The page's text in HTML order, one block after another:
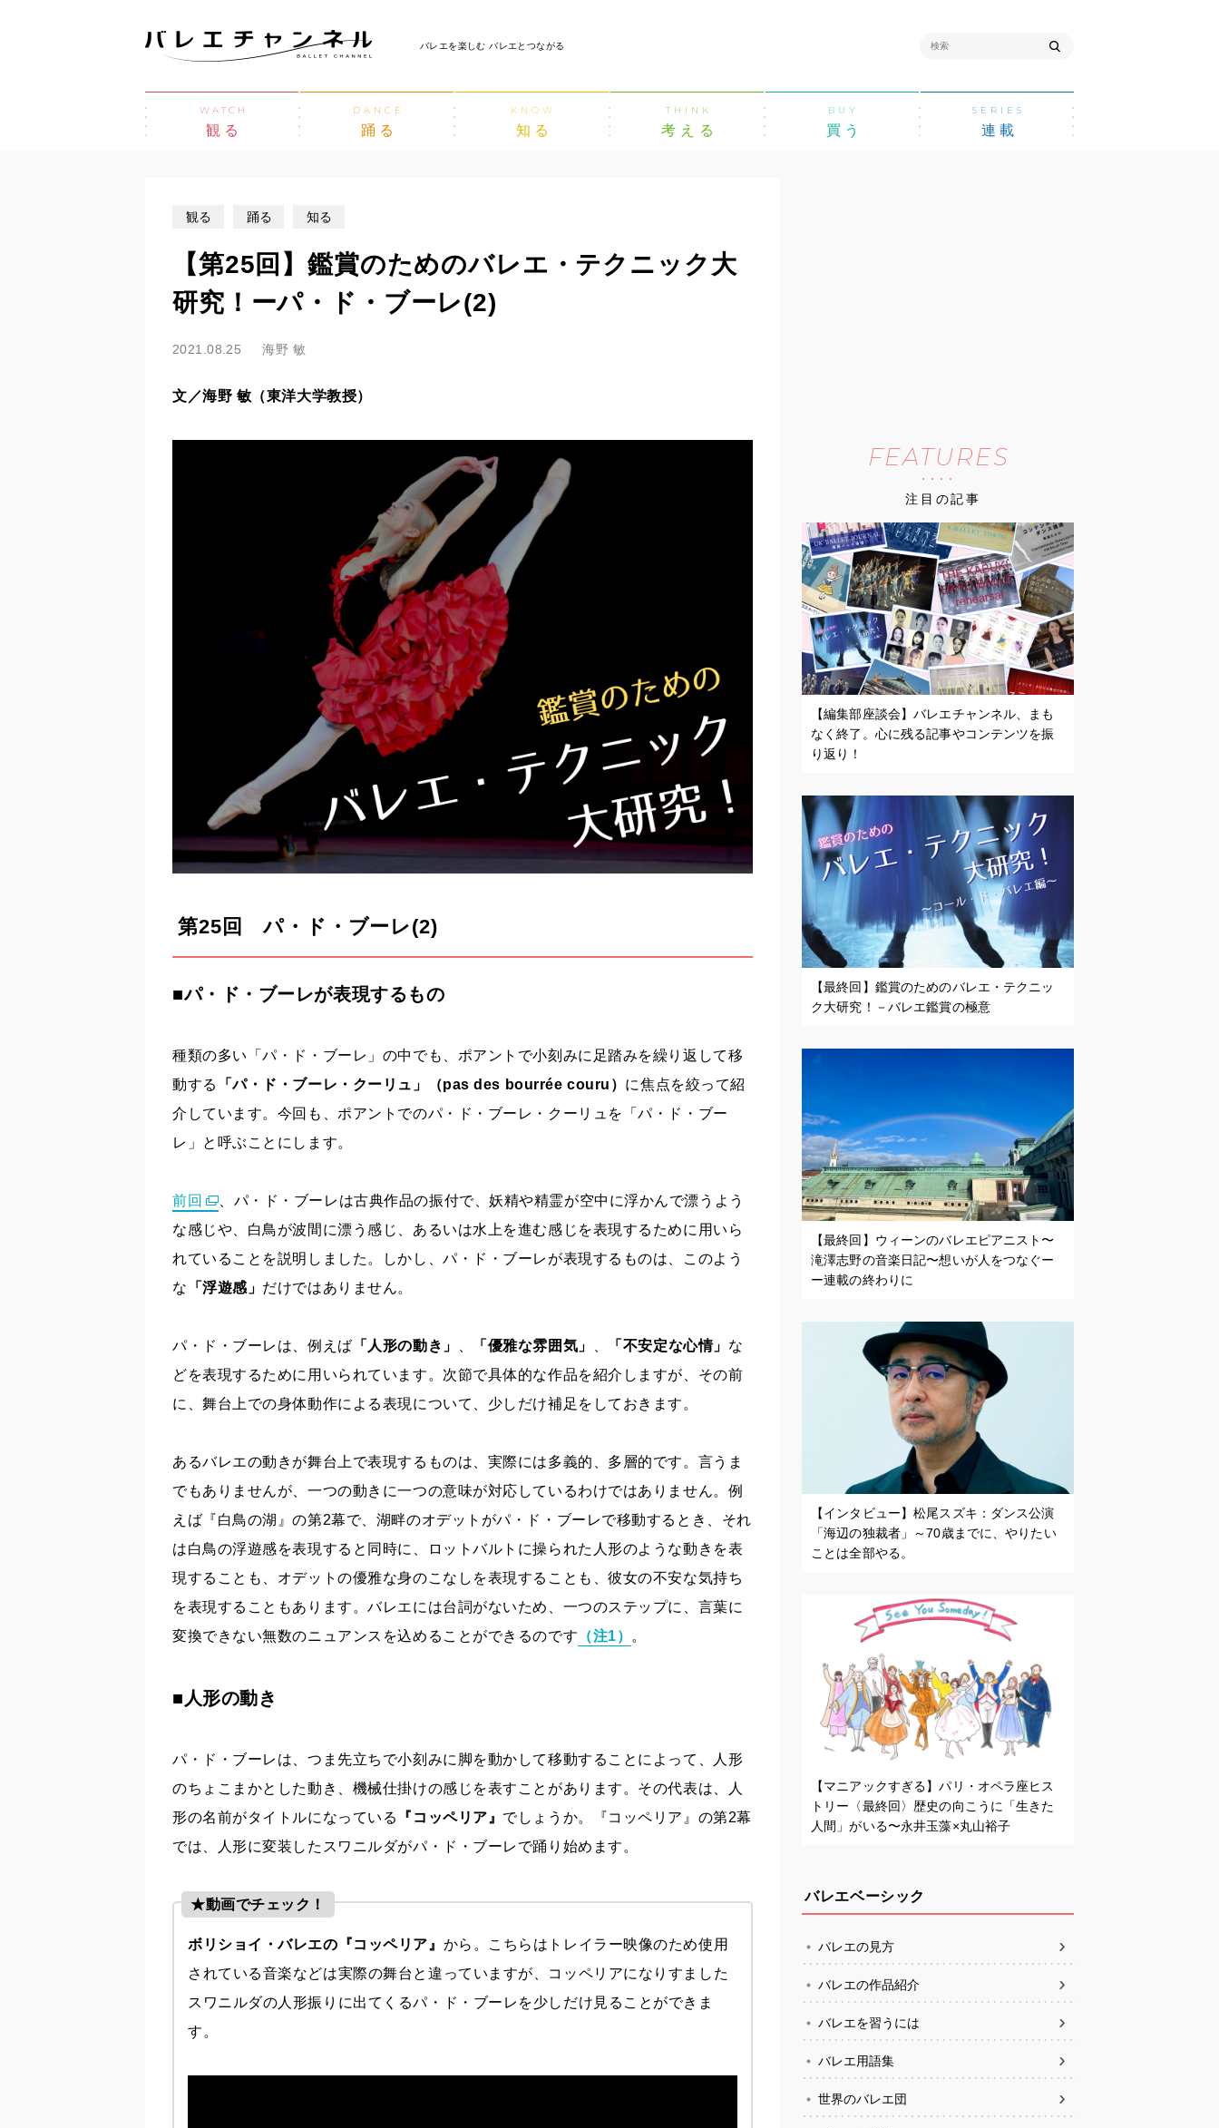
バレエを楽しむ バレエとつながる
WATCH
観る
DANCE
踊る
KNOW
知る
THINK
考える
BUY
買う
SERIES
連載
観る 踊る 知る
【第25回】鑑賞のためのバレエ・テクニック大
研究！ーパ・ド・ブーレ(2)
2021.08.25 海野 敏
文／海野 敏（東洋大学教授）
第25 回パ・ド・ブーレ(2)
■パ・ド・ブーレが表現するもの
種類の多い「パ・ド・ブーレ」の中でも、ポアントで小刻みに足踏みを繰り返して移
動する
「パ・ド・ブーレ・クーリュ」（pas des bourrée couru） に焦点を絞って紹
介しています。今回も、ポアントでのパ・ド・ブーレ・クーリュを「パ・ド・ブー
レ」と呼ぶことにします。
前回
、パ・ド・ブーレは古典作品の振付で、妖精や精霊が空中に浮かんで漂うよう
な感じや、白鳥が波間に漂う感じ、あるいは水上を進む感じを表現するために用いら
れていることを説明しました。しかし、パ・ド・ブーレが表現するものは、このよう
な 「浮遊感」 だけではありません。
パ・ド・ブーレは、例えば 「人形の動き」 「優雅な雰囲気」 「不安定な心情」 な
どを表現するために用いられています。次節で具体的な作品を紹介しますが、その前
に、舞台上での身体動作による表現について、少しだけ補足をしておきます。
あるバレエの動きが舞台上で表現するものは、実際には多義的、多層的です。言うま
でもありませんが、一つの動きに一つの意味が対応しているわけではありません。例
えば『白鳥の湖』の第2幕で、湖畔のオデットがパ・ド・ブーレで移動するとき、それ
は白鳥の浮遊感を表現すると同時に、ロットバルトに操られた人形のような動きを表
現することも、オデットの優雅な身のこなしを表現することも、彼女の不安な気持ち
を表現することもあります。バレエには台詞がないため、一つのステップに、言葉に
変換できない無数のニュアンスを込めることができるのです （注1） 。
■人形の動き
パ・ド・ブーレは、つま先立ちで小刻みに脚を動かして移動することによって、人形
のちょこまかとした動き、機械仕掛けの感じを表すことがあります。その代表は、人
形の名前がタイトルになっている
『コッペリア』 でしょうか。『コッペリア』の第2幕
では、人形に変装したスワニルダがパ・ド・ブーレで踊り始めます。
★動画でチェック！
ボリショイ・バレエの『コッペリア』 から。こちらはトレイラー映像のため使用
されている音楽などは実際の舞台と違っていますが、コッペリアになりすました
スワニルダの人形振りに出てくるパ・ド・ブーレを少しだけ見ることができま
す。
FEATURES
注目の記事
【編集部座談会】バレエチャンネル、まも
なく終了。心に残る記事やコンテンツを振
り返り！
【最終回】鑑賞のためのバレエ・テクニッ
ク大研究！－バレエ鑑賞の極意
【最終回】ウィーンのバレエピアニスト〜
滝澤志野の音楽日記〜想いが人をつなぐー
ー連載の終わりに
【インタビュー】松尾スズキ：ダンス公演
「海辺の独裁者」～70歳までに、やりたい
ことは全部やる。
【マニアックすぎる】パリ・オペラ座ヒス
トリー〈最終回〉歴史の向こうに「生きた
人間」がいる〜永井玉藻×丸山裕子
バレエベーシック
バレエの見方
バレエの作品紹介
バレエを習うには
バレエ用語集
世界のバレエ団